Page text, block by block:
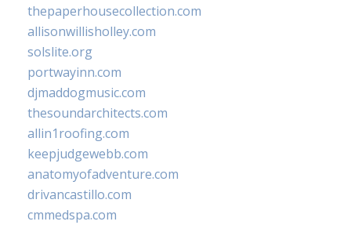
thepaperhousecollection.com
allisonwillisholley.com
solslite.org
portwayinn.com
djmaddogmusic.com
thesoundarchitects.com
allin1roofing.com
keepjudgewebb.com
anatomyofadventure.com
drivancastillo.com
cmmedspa.com